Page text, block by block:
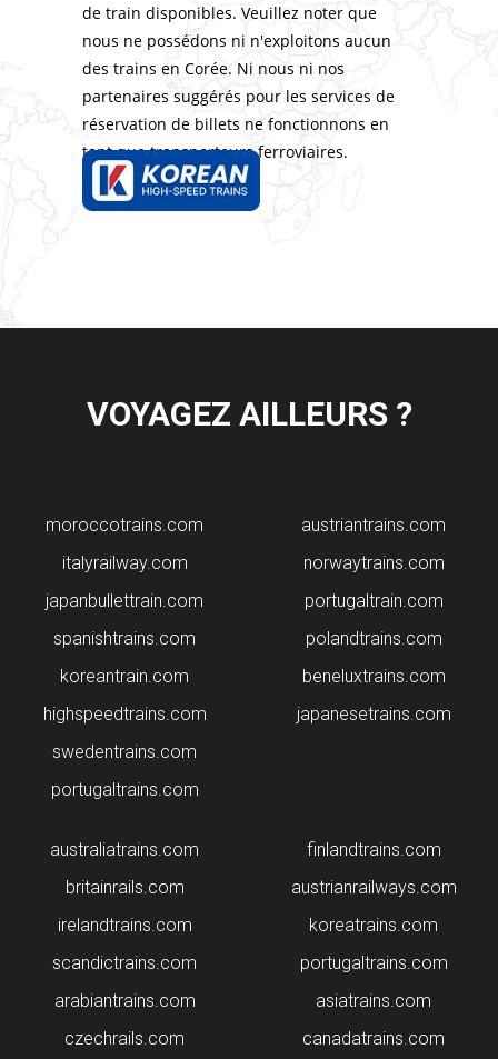
de train disponibles. Veuillez noter que
nous ne possédons ni n'exploitons aucun
des trains en Corée. Ni nous ni nos
partenaires suggérés pour les services de
réservation de billets ne fonctionnons en
tant que transporteurs ferroviaires.
VOYAGEZ AILLEURS ?
moroccotrains.com
italyrailway.com
japanbullettrain.com
spanishtrains.com
koreantrain.com
highspeedtrains.com
swedentrains.com
portugaltrains.com
​austriantrains.com
norwaytrains.com
portugaltrain.com
polandtrains.com
beneluxtrains.com
japanesetrains.com
australiatrains.com
britainrails.com
irelandtrains.com
scandictrains.com
arabiantrains.com
czechrails.com
finlandtrains.com
austrianrailways.com
koreatrains.com
portugaltrains.com
asiatrains.com
canadatrains.com